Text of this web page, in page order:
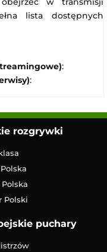
lista dostępnych
:
:
rozgrywki
Polski
puchary